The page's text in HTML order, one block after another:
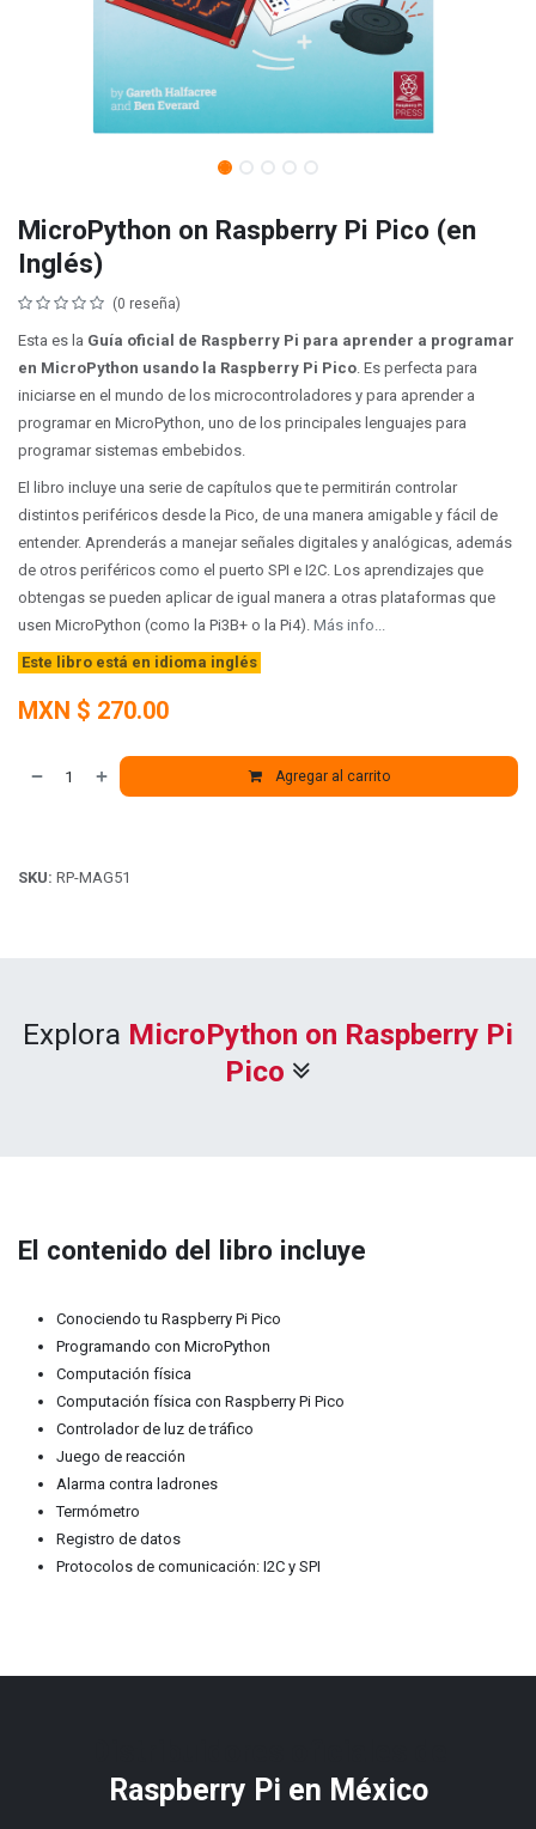
MicroPython on Raspberry Pi Pico (en
Inglés)
(0 reseña)
Esta es la Guía oficial de Raspberry Pi para aprender a programar
en MicroPython usando la Raspberry Pi Pico. Es perfecta para
iniciarse en el mundo de los microcontroladores y para aprender a
programar en MicroPython, uno de los principales lenguajes para
programar sistemas embebidos.
El libro incluye una serie de capítulos que te permitirán controlar
distintos periféricos desde la Pico, de una manera amigable y fácil de
entender. Aprenderás a manejar señales digitales y analógicas, además
de otros periféricos como el puerto SPI e I2C. Los aprendizajes que
obtengas se pueden aplicar de igual manera a otras plataformas que
usen MicroPython (como la Pi3B+ o la Pi4). Más info...
Este libro está en idioma inglés
MXN $ 270.00
Agregar al carrito
SKU: RP-MAG51
Explora MicroPython on Raspberry Pi
Pico
El contenido del libro incluye
Conociendo tu Raspberry Pi Pico
Programando con MicroPython
Computación física
Computación física con Raspberry Pi Pico
Controlador de luz de tráfico
Juego de reacción
Alarma contra ladrones
Termómetro
Registro de datos
Protocolos de comunicación: I2C y SPI
Raspberry Pi​ en México